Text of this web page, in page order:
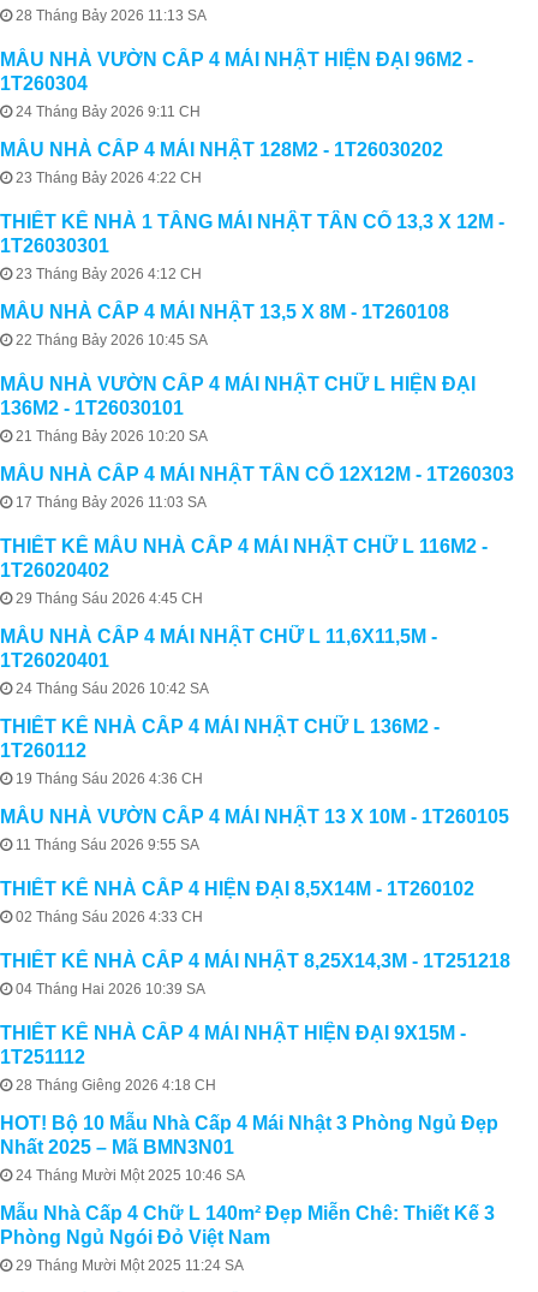
28 Tháng Bảy 2026 11:13 SA
MẪU NHÀ VƯỜN CẤP 4 MÁI NHẬT HIỆN ĐẠI 96M2 -
1T260304
24 Tháng Bảy 2026 9:11 CH
MẪU NHÀ CẤP 4 MÁI NHẬT 128M2 - 1T26030202
23 Tháng Bảy 2026 4:22 CH
THIẾT KẾ NHÀ 1 TẦNG MÁI NHẬT TÂN CỔ 13,3 X 12M -
1T26030301
23 Tháng Bảy 2026 4:12 CH
MẪU NHÀ CẤP 4 MÁI NHẬT 13,5 X 8M - 1T260108
22 Tháng Bảy 2026 10:45 SA
MẪU NHÀ VƯỜN CẤP 4 MÁI NHẬT CHỮ L HIỆN ĐẠI
136M2 - 1T26030101
21 Tháng Bảy 2026 10:20 SA
MẪU NHÀ CẤP 4 MÁI NHẬT TÂN CỔ 12X12M - 1T260303
17 Tháng Bảy 2026 11:03 SA
THIẾT KẾ MẪU NHÀ CẤP 4 MÁI NHẬT CHỮ L 116M2 -
1T26020402
29 Tháng Sáu 2026 4:45 CH
MẪU NHÀ CẤP 4 MÁI NHẬT CHỮ L 11,6X11,5M -
1T26020401
24 Tháng Sáu 2026 10:42 SA
THIẾT KẾ NHÀ CẤP 4 MÁI NHẬT CHỮ L 136M2 -
1T260112
19 Tháng Sáu 2026 4:36 CH
MẪU NHÀ VƯỜN CẤP 4 MÁI NHẬT 13 X 10M - 1T260105
11 Tháng Sáu 2026 9:55 SA
THIẾT KẾ NHÀ CẤP 4 HIỆN ĐẠI 8,5X14M - 1T260102
02 Tháng Sáu 2026 4:33 CH
THIẾT KẾ NHÀ CẤP 4 MÁI NHẬT 8,25X14,3M - 1T251218
04 Tháng Hai 2026 10:39 SA
THIẾT KẾ NHÀ CẤP 4 MÁI NHẬT HIỆN ĐẠI 9X15M -
1T251112
28 Tháng Giêng 2026 4:18 CH
HOT! Bộ 10 Mẫu Nhà Cấp 4 Mái Nhật 3 Phòng Ngủ Đẹp
Nhất 2025 – Mã BMN3N01
24 Tháng Mười Một 2025 10:46 SA
Mẫu Nhà Cấp 4 Chữ L 140m² Đẹp Miễn Chê: Thiết Kế 3
Phòng Ngủ Ngói Đỏ Việt Nam
29 Tháng Mười Một 2025 11:24 SA